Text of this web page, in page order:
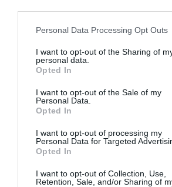
Personal Data Processing Opt Outs
I want to opt-out of the Sharing of
personal data.
Opted In
I want to opt-out of the Sale of my
Personal Data.
Opted In
I want to opt-out of processing my
Personal Data for Targeted
Opted In
I want to opt-out of Collection, Use,
Retention, Sale, and/or Sharing of
όταν τελικά ήρθε:
Μου επέτρεψε να ζω
μεγαλύτερηεπιείκειαπρος
που δεν μπορώ να κάνω
φαίνονται ότι βγαίνουνεύκολα
οποιονδήποτε άλλον. Η
βοηθήσει να κατανοήσω τον
στην περίπτωση τουφύλουκαι
ταμπέλες, γιατί εκεί νιώθω